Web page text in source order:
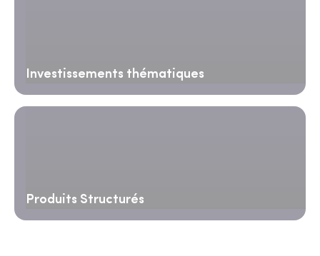
Investissements thématiques
Produits Structurés